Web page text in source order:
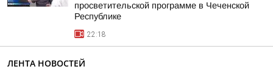
просветительской программе в Чеченской
Республике
22:18
ЛЕНТА НОВОСТЕЙ